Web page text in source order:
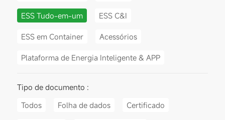
ESS Tudo-em-um ESS C&I
ESS em Container Acessórios
Plataforma de Energia Inteligente & APP
Tipo de documento :
Todos
Folha de dados Certificado